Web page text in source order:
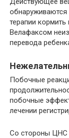
терапии
Велафаксом
перевода
Побочные
побочные
лечении
Со стороны ЦНС